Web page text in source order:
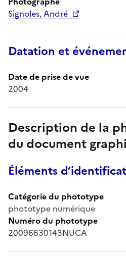
Signoles, André
Datation et
Date de prise de vue
2004
Description de la
du document
Éléments
Catégorie du phototype
phototype numérique
Numéro du phototype
20096630143NUCA